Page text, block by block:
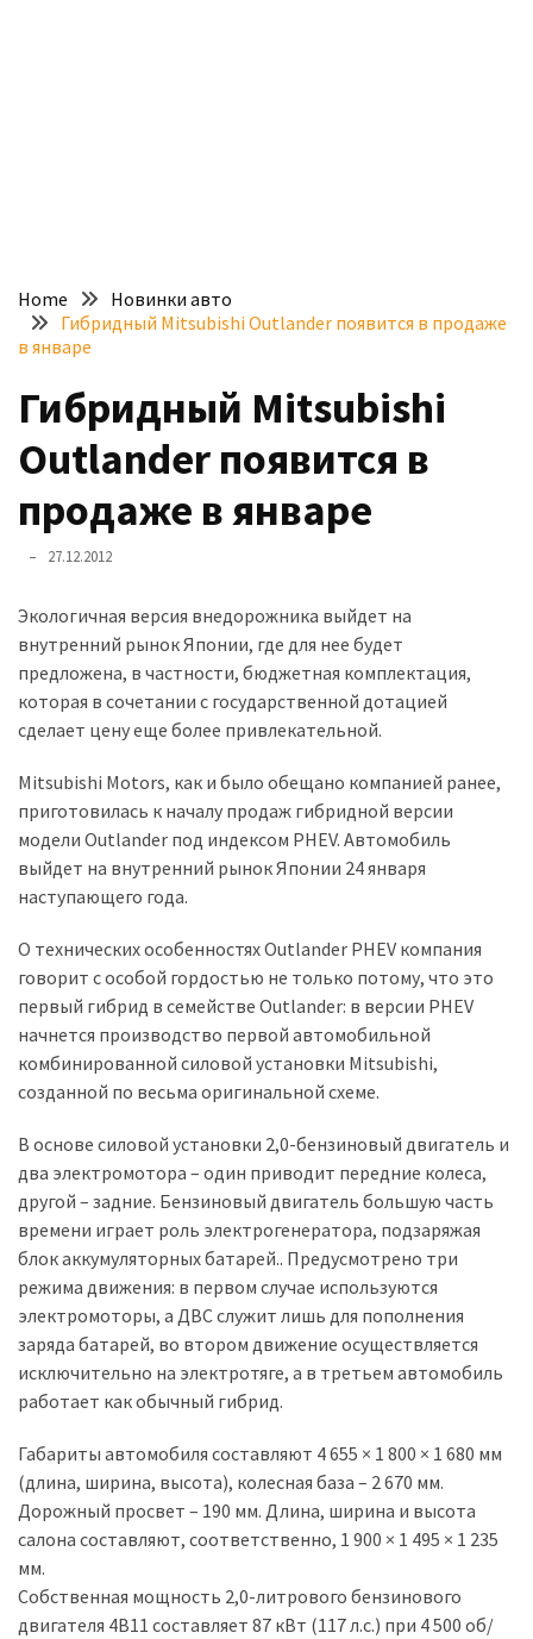
шукати
“як
злити
бензин”
Scania
представила
найсучасніші
для
військових
Нова
Honda
гібридний
камбек
MOST
CATEGORIES
Новинки
авто
(6 037)
(3 678)
Тюнинг
спорт
(733)
Події
(521)
(474)
Автозакон
(370)
Автошоу
Home
Новинки авто
Гибридный Mitsubishi Outlander появится в продаже
в январе
Гибридный Mitsubishi
Outlander появится в
продаже в январе
27.12.2012
Экологичная версия внедорожника выйдет на
внутренний рынок Японии, где для нее будет
предложена, в частности, бюджетная комплектация,
которая в сочетании с государственной дотацией
сделает цену еще более привлекательной.
Mitsubishi Motors, как и было обещано компанией ранее,
приготовилась к началу продаж гибридной версии
модели Outlander под индексом PHEV. Автомобиль
выйдет на внутренний рынок Японии 24 января
наступающего года.
О технических особенностях Outlander PHEV компания
говорит с особой гордостью не только потому, что это
первый гибрид в семействе Outlander: в версии PHEV
начнется производство первой автомобильной
комбинированной силовой установки Mitsubishi,
созданной по весьма оригинальной схеме.
В основе силовой установки 2,0-бензиновый двигатель и
два электромотора – один приводит передние колеса,
другой – задние. Бензиновый двигатель большую часть
времени играет роль электрогенератора, подзаряжая
блок аккумуляторных батарей.. Предусмотрено три
режима движения: в первом случае используются
электромоторы, а ДВС служит лишь для пополнения
заряда батарей, во втором движение осуществляется
исключительно на электротяге, а в третьем автомобиль
работает как обычный гибрид.
Габариты автомобиля составляют 4 655 × 1 800 × 1 680 мм
(длина, ширина, высота), колесная база – 2 670 мм.
Дорожный просвет – 190 мм. Длина, ширина и высота
салона составляют, соответственно, 1 900 × 1 495 × 1 235
мм.
Собственная мощность 2,0-литрового бензинового
двигателя 4B11 составляет 87 кВт (117 л.с.) при 4 500 об/